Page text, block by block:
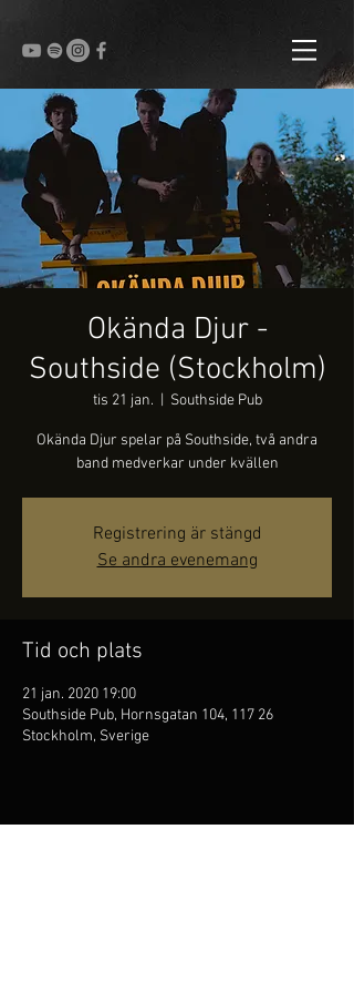
Okända Djur -
Southside (Stockholm)
tis 21 jan. Southside Pub
Okända Djur spelar på Southside, två andra
band medverkar under kvällen
Registrering är stängd
Se andra evenemang
Tid och plats
21 jan. 2020 19:00
Southside Pub, Hornsgatan 104, 117 26
Stockholm, Sverige